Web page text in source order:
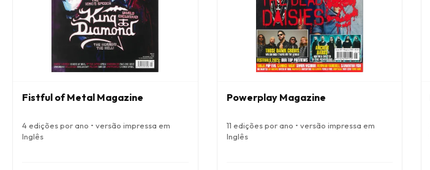
Fistful of Metal Magazine
4 edições por ano • versão impressa em
Inglês
Powerplay Magazine
11 edições por ano • versão impressa em
Inglês